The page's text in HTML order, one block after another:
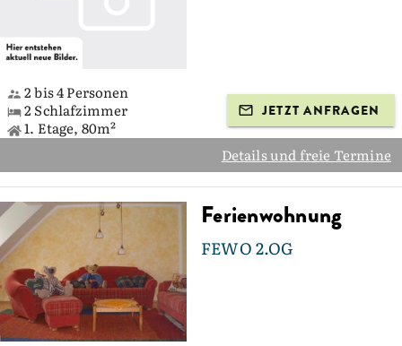
2 bis 4 Personen
2 Schlafzimmer
1. Etage, 80m²
JETZT ANFRAGEN
Details und freie Termine
Ferienwohnung
FEWO 2.OG